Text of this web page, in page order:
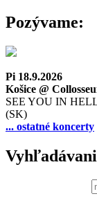
Pozývame:
Pi 18.9.2026
Košice @
SEE YOU IN
(SK)
... ostatné koncerty